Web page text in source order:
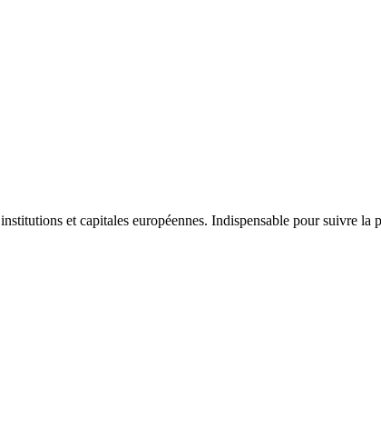
et capitales européennes. Indispensable pour suivre la